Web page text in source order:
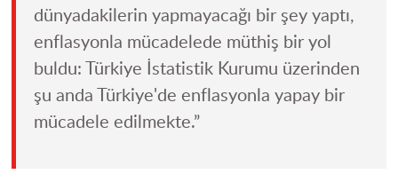
dünyadakilerin yapmayacağı bir şey yaptı,
enflasyonla mücadelede müthiş bir yol
buldu: Türkiye İstatistik Kurumu üzerinden
şu anda Türkiye'de enflasyonla yapay bir
mücadele edilmekte.”